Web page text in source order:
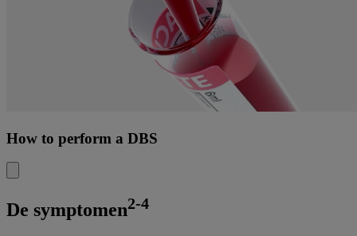
How to perform a DBS
De symptomen2-4